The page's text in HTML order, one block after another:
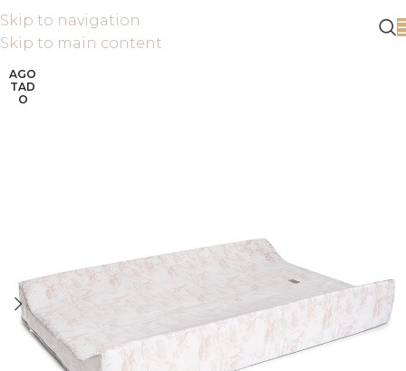
Skip to navigation
Skip to main content
AGO
TAD
O